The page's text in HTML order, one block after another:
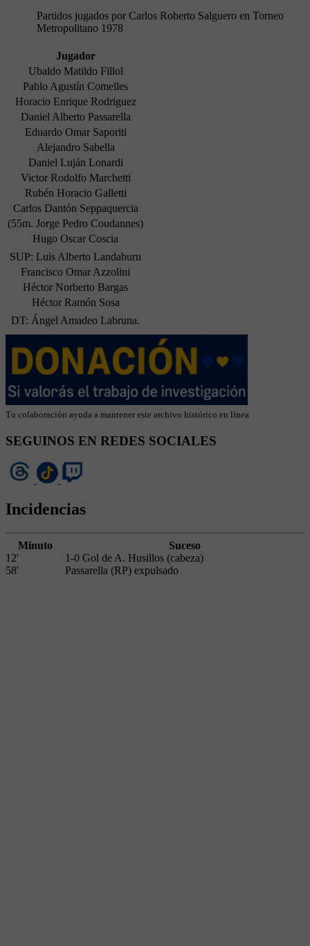
Partidos jugados por Carlos Roberto Salguero en Torneo
Metropolitano 1978
Jugador
Ubaldo Matildo Fillol
Pablo Agustín Comelles
Horacio Enrique Rodriguez
Daniel Alberto Passarella
Eduardo Omar Saporiti
Alejandro Sabella
Daniel Luján Lonardi
Victor Rodolfo Marchetti
Rubén Horacio Galletti
Carlos Dantón Seppaquercia
(55m. Jorge Pedro Coudannes)
Hugo Oscar Coscia
SUP: Luis Alberto Landaburu
Francisco Omar Azzolini
Héctor Norberto Bargas
Héctor Ramón Sosa
DT: Ángel Amadeo Labruna.
Tu colaboración ayuda a mantener este archivo histórico en línea
SEGUINOS EN REDES SOCIALES
Incidencias
Minuto
Suceso
12'
1-0 Gol de A. Husillos (cabeza)
58'
Passarella (RP) expulsado